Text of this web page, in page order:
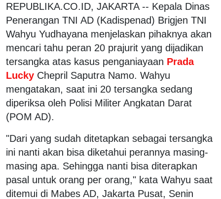
REPUBLIKA.CO.ID, JAKARTA -- Kepala Dinas
Penerangan TNI AD (Kadispenad) Brigjen TNI
Wahyu Yudhayana menjelaskan pihaknya akan
mencari tahu peran 20 prajurit yang dijadikan
tersangka atas kasus penganiayaan Prada
Lucky Chepril Saputra Namo. Wahyu
mengatakan, saat ini 20 tersangka sedang
diperiksa oleh Polisi Militer Angkatan Darat
(POM AD).
"Dari yang sudah ditetapkan sebagai tersangka
ini nanti akan bisa diketahui perannya masing-
masing apa. Sehingga nanti bisa diterapkan
pasal untuk orang per orang," kata Wahyu saat
ditemui di Mabes AD, Jakarta Pusat, Senin